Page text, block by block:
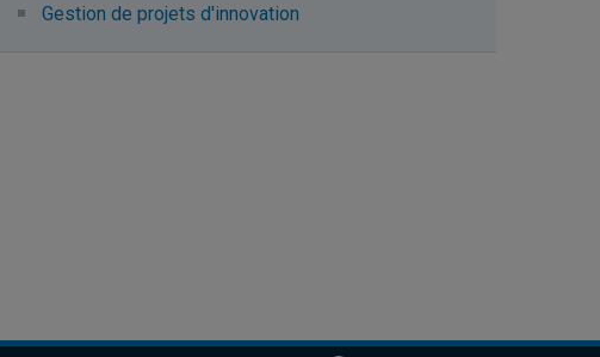
Gestion de projets d'innovation